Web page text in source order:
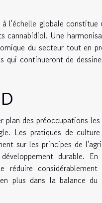
l'échelle globale constitue
cannabidiol. Une
du secteur tout en
continueront de
des préoccupations
Les pratiques de
sur les principes de
durable.
réduire
plus dans la balance du